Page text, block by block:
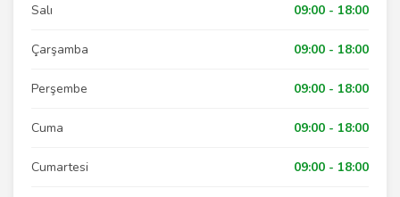
Salı 09:00 - 18:00
Çarşamba 09:00 - 18:00
Perşembe 09:00 - 18:00
Cuma 09:00 - 18:00
Cumartesi 09:00 - 18:00